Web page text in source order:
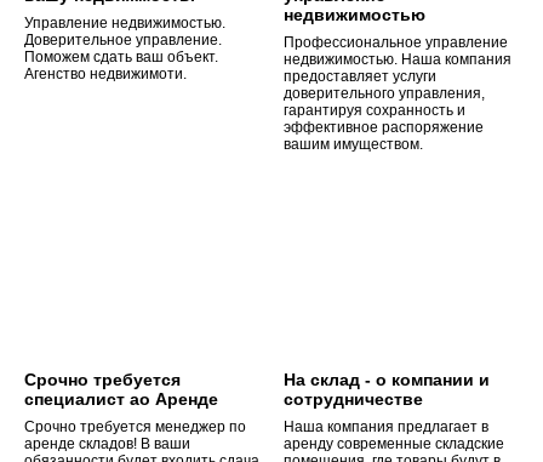
Управление недвижимостью.
Доверительное управление.
Поможем сдать ваш объект.
Агенство недвижимоти.
недвижимостью
Профессиональное управление
недвижимостью. Наша компания
предоставляет услуги
доверительного управления,
гарантируя сохранность и
эффективное распоряжение
вашим имуществом.
Срочно требуется
специалист ао Аренде
Срочно требуется менеджер по
аренде складов! В ваши
На склад - о компании и
сотрудничестве
Наша компания предлагает в
аренду современные складские